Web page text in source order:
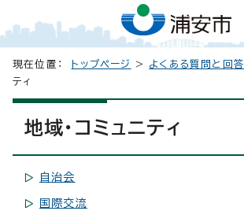
現在位置： トップページ > よくある質問と回答
ティ
地域・コミュニティ
自治会
国際交流